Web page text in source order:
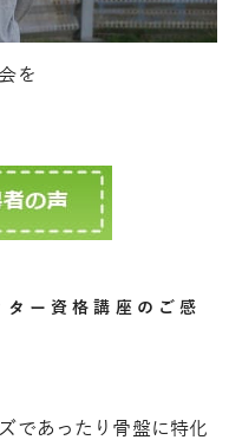
を
ー資格講座のご感
であったり骨盤に特化